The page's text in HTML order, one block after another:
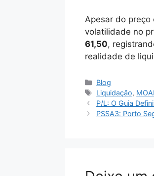
Apesar do preço
volatilidade no
61,50,
realidade de
Categorias
Blog
Tags
Liquidação,
P/L: O Guia
PSSA3: Porto